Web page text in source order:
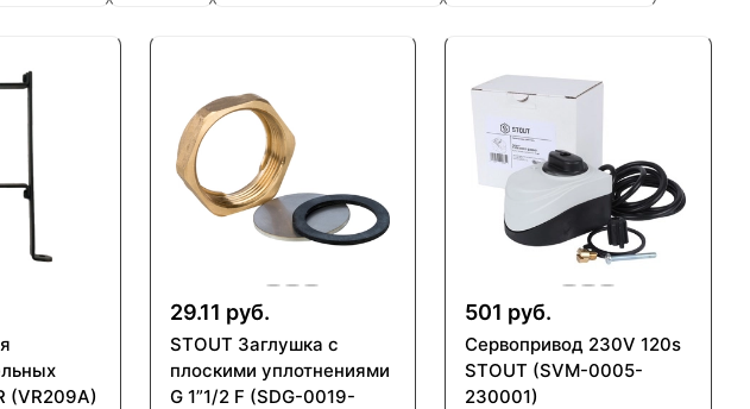
(VR209A)
29.11 руб.
STOUT Заглушка с
плоскими уплотнениями
G 1”1/2 F (SDG-0019-
501 руб.
Сервопривод 230V 120s
STOUT (SVM-0005-
230001)